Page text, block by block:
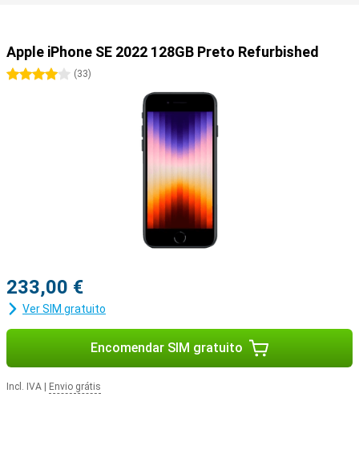
Apple iPhone SE 2022 128GB Preto Refurbished
4 estrelas
(33)
233,00 €
Ver SIM gratuito
Encomendar SIM gratuito
Incl. IVA Envio grátis